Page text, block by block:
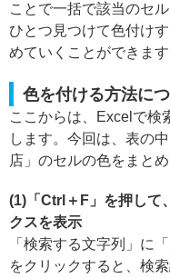
ことで一括で該当のセ
ひとつ見つけて色付け
めていくことができます
色を付ける方法に
ここからは、Excelで検
します。今回は、表の
店」のセルの色をまと
(1)「Ctrl＋F」を押して
クスを表示
「検索する文字列」に
をクリックすると、検